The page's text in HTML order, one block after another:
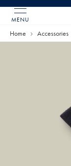
MENU
Home
Home Accessories